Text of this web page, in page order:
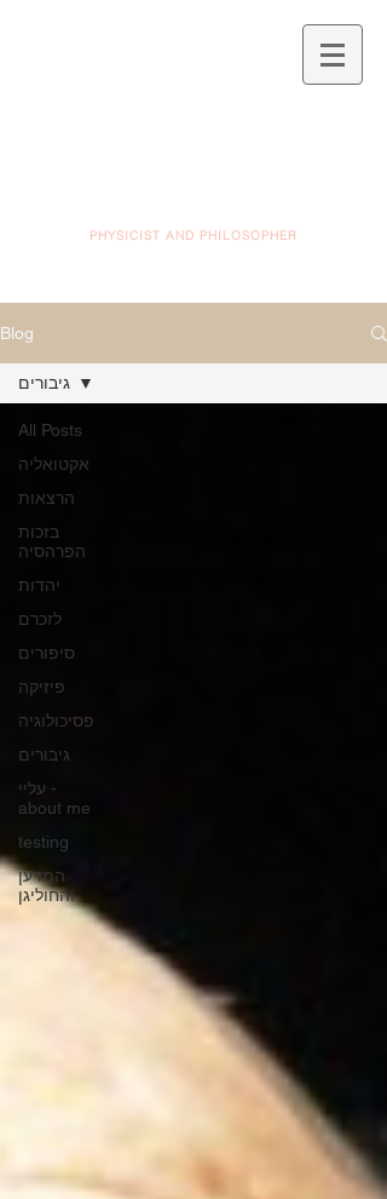
PHYSICIST AND PHILOSOPHER
Blog
All Posts
אקטואליה
הרצאות
בזכות
הפרהסיה
יהדות
לזכרם
סיפורים
פיזיקה
פסיכולוגיה
גיבורים
עליי -
about me
testing
המדען
והחוליגן
גיבורים